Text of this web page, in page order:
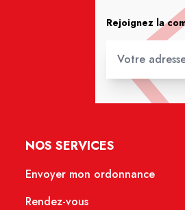
Rejoignez la
NOS SERVICES
Envoyer mon ordonnance
Rendez-vous